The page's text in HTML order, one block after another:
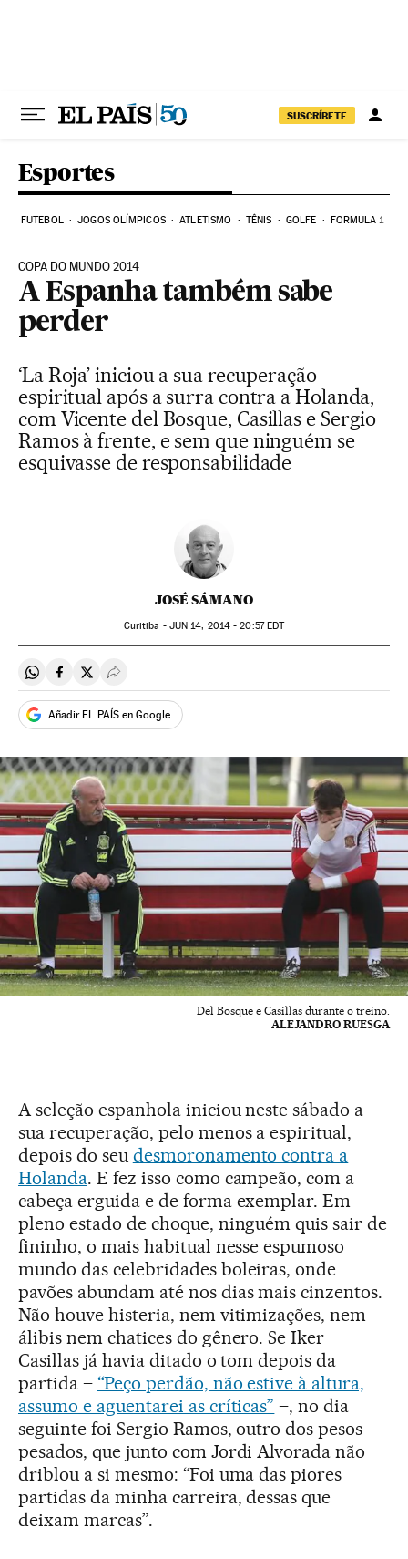
SUSCRÍBETE
Esportes
FUTEBOL JOGOS OLÍMPICOS ATLETISMO TÊNIS GOLFE FORMULA 1
COPA DO MUNDO 2014
A Espanha também sabe
perder
‘La Roja’ iniciou a sua recuperação
espiritual após a surra contra a Holanda,
com Vicente del Bosque, Casillas e Sergio
Ramos à frente, e sem que ninguém se
esquivasse de responsabilidade
JOSÉ SÁMANO
Curitiba - JUN 14, 2014 - 20:57EDT
Compartir en Whatsapp
Compartir en Facebook
Compartir en Twitter
Desplegar Redes Sociales
Añadir EL PAÍS en Google
Del Bosque e Casillas durante o treino.
ALEJANDRO RUESGA
A seleção espanhola iniciou neste sábado a
sua recuperação, pelo menos a espiritual,
depois do seu desmoronamento contra a
Holanda. E fez isso como campeão, com a
cabeça erguida e de forma exemplar. Em
pleno estado de choque, ninguém quis sair de
fininho, o mais habitual nesse espumoso
mundo das celebridades boleiras, onde
pavões abundam até nos dias mais cinzentos.
Não houve histeria, nem vitimizações, nem
álibis nem chatices do gênero. Se Iker
Casillas já havia ditado o tom depois da
partida – “Peço perdão, não estive à altura,
assumo e aguentarei as críticas” –, no dia
seguinte foi Sergio Ramos, outro dos pesos-
pesados, que junto com Jordi Alvorada não
driblou a si mesmo: “Foi uma das piores
partidas da minha carreira, dessas que
deixam marcas”.